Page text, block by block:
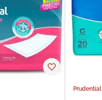
Prudential